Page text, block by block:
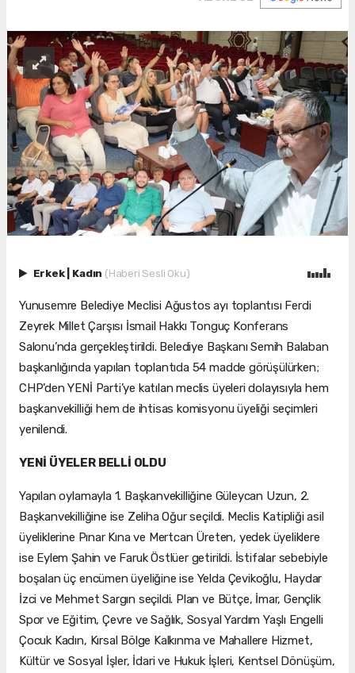
Erkek Kadın (Haberi Sesli Oku)
Yunusemre Belediye Meclisi Ağustos ayı toplantısı Ferdi
Zeyrek Millet Çarşısı İsmail Hakkı Tonguç Konferans
Salonu’nda gerçekleştirildi. Belediye Başkanı Semih Balaban
başkanlığında yapılan toplantıda 54 madde görüşülürken;
CHP’den YENİ Parti’ye katılan meclis üyeleri dolayısıyla hem
başkanvekilliği hem de ihtisas komisyonu üyeliği seçimleri
yenilendi.
YENİ ÜYELER BELLİ OLDU
Yapılan oylamayla 1. Başkanvekilliğine Güleycan Uzun, 2.
Başkanvekilliğine ise Zeliha Oğur seçildi. Meclis Katipliği asil
üyeliklerine Pınar Kına ve Mertcan Üreten, yedek üyeliklere
ise Eylem Şahin ve Faruk Östlüer getirildi. İstifalar sebebiyle
boşalan üç encümen üyeliğine ise Yelda Çevikoğlu, Haydar
İzci ve Mehmet Sargın seçildi. Plan ve Bütçe, İmar, Gençlik
Spor ve Eğitim, Çevre ve Sağlık, Sosyal Yardım Yaşlı Engelli
Çocuk Kadın, Kırsal Bölge Kalkınma ve Mahallere Hizmet,
Kültür ve Sosyal İşler, İdari ve Hukuk İşleri, Kentsel Dönüşüm,